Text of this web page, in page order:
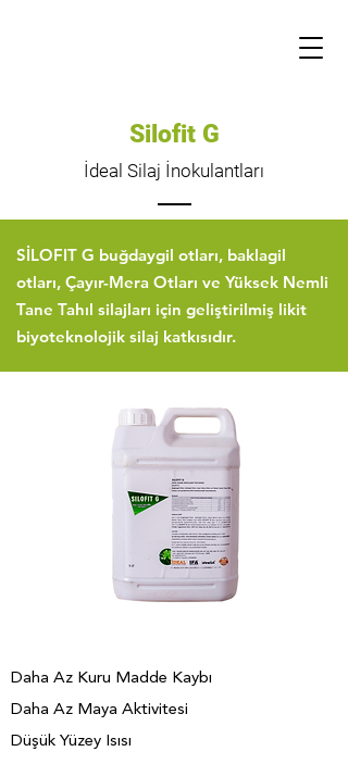
Silofit G
İdeal Silaj İnokulantları
SİLOFIT G buğdaygil otları, baklagil
otları, Çayır-Mera Otları ve Yüksek Nemli
Tane Tahıl silajları için geliştirilmiş likit
biyoteknolojik silaj katkısıdır.
Daha Az Kuru Madde Kaybı
Daha Az Maya Aktivitesi
Düşük Yüzey Isısı